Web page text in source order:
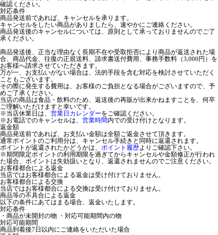
確認ください。
対応条件
商品発送前であれば、キャンセルを承ります。
キャンセルをしたい商品がありましたら、速やかにご連絡ください。
商品発送後のキャンセルについては、原則として承っておりませんのでご了
承ください。
商品発送後、正当な理由なく長期不在や受取拒否により商品が返送された場
合、商品代金、往復の正規送料、請求書送付費用、事務手数料（3,000円）を
お客様へ請求させていただきます。
万が一、お支払いがない場合は、法的手段を含む対応を検討させていただく
こともございます。
その際に発生する費用は、お客様のご負担となる場合がございますので、予
めご了承ください。
当店の商品は食品・飲料のため、返送後の再販が出来かねますことを、何卒
ご理解いただけますと幸いです。
※当店休業日は、 営業日カレンダーをご確認ください。
※お電話でのキャンセルは、 営業時間 内での受け付けとなります。
返金額
商品発送前であれば、お支払い金額は全額ご返金させて頂きます。
通常ポイントのご利用分は、キャンセル手続きと同時に返還されます。
ポイントが返還されたかどうかは、 ポイント履歴よりご確認下さい。
※期間限定ポイントの利用期限を過ぎてからキャンセルや金額修正が行われ
た場合、ポイントは失効扱いとなり、返還されませんのでご注意ください。
お客様都合による返金
当店ではお客様都合による返金は受け付けておりません。
お客様都合による交換
当店ではお客様都合による交換は受け付けておりません。
商品等の不具合による返金
以下の条件にあてはまる場合、返金いたします。
対応条件
・商品が未開封の物 ・対応可能期間内の物
対応可能期間
商品到着後7日以内にご連絡をいただいた場合